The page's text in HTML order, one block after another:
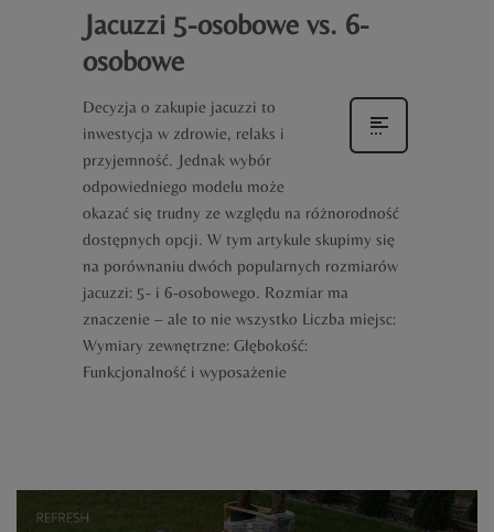
Jacuzzi 5-osobowe vs. 6-
osobowe
Decyzja o zakupie jacuzzi to
inwestycja w zdrowie, relaks i
przyjemność. Jednak wybór
odpowiedniego modelu może
okazać się trudny ze względu na różnorodność
dostępnych opcji. W tym artykule skupimy się
na porównaniu dwóch popularnych rozmiarów
jacuzzi: 5- i 6-osobowego. Rozmiar ma
znaczenie – ale to nie wszystko Liczba miejsc:
Wymiary zewnętrzne: Głębokość:
Funkcjonalność i wyposażenie